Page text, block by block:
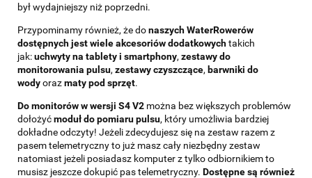
był wydajniejszy niż poprzedni.
Przypominamy również, że donaszych WaterRowerów
dostępnych jest wiele akcesoriów dodatkowychtakich
jak:uchwyty na tablety i smartphony, zestawy do
monitorowania pulsu, zestawy czyszczące, barwniki do
wodyorazmaty pod sprzęt.
Do monitorów w wersji S4 V2 można bez większych problemów
dołożyćmoduł do pomiaru pulsu, który umożliwia bardziej
dokładne odczyty! Jeżeli zdecydujesz się na zestaw razem z
pasem telemetryczny to już masz cały niezbędny zestaw
natomiast jeżeli posiadasz komputer z tylko odbiornikiem to
musisz jeszcze dokupić pas telemetryczny. Dostępne są również